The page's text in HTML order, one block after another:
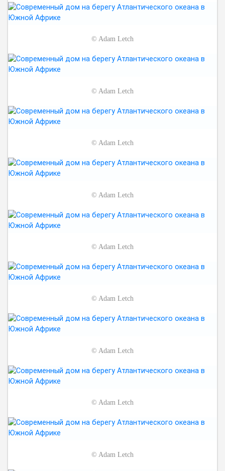
© Adam Letch
© Adam Letch
© Adam Letch
© Adam Letch
© Adam Letch
© Adam Letch
© Adam Letch
© Adam Letch
© Adam Letch